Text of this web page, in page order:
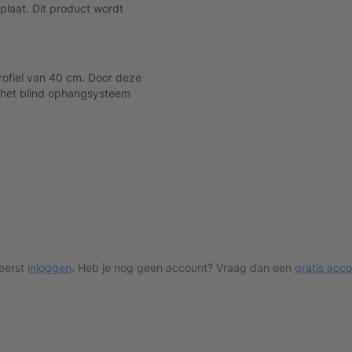
Dit product wordt
van 40 cm. Door deze
blind ophangsysteem
inloggen. Heb je nog geen account? Vraag dan een gratis